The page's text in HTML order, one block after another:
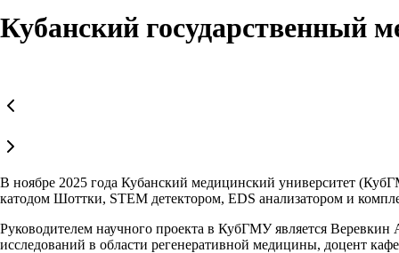
Кубанский государственный
В ноябре 2025 года Кубанский медицинский университет
катодом Шоттки, STEM детектором, EDS анализатором и
Руководителем научного проекта в КубГМУ является
исследований в области регенеративной медицины, доцент